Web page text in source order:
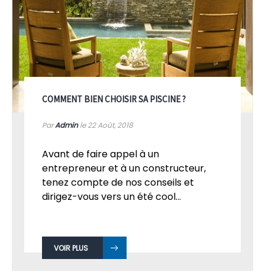
COMMENT BIEN CHOISIR SA PISCINE ?
ParAdminle 22Août, 2018
Avant de faire appel à un
entrepreneur et à un constructeur,
tenez compte de nos conseils et
dirigez-vous vers un été cool...
VOIR PLUS